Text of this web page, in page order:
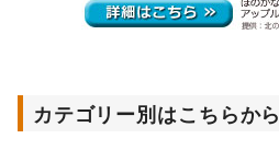
カテゴリー別はこちらから